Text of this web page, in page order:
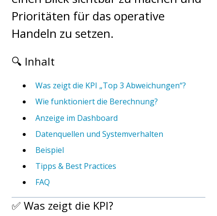
Prioritäten für das operative
Handeln zu setzen.
🔍 Inhalt
Was zeigt die KPI „Top 3 Abweichungen“?
Wie funktioniert die Berechnung?
Anzeige im Dashboard
Datenquellen und Systemverhalten
Beispiel
Tipps & Best Practices
FAQ
✅ Was zeigt die KPI?